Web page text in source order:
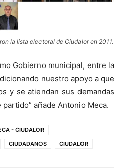
la lista electoral de Ciudalor en 2011.
Gobierno municipal, entre la
nuestro apoyo a que
y se atiendan sus demandas
añade Antonio Meca.
- CIUDALOR
CIUDADANOS CIUDALOR